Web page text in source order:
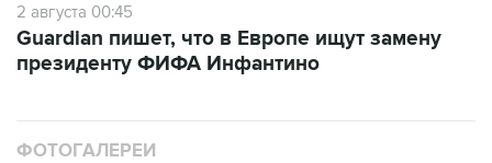
2 августа 00:45
Guardian пишет, что в Европе ищут замену
президенту ФИФА Инфантино
ФОТОГАЛЕРЕИ